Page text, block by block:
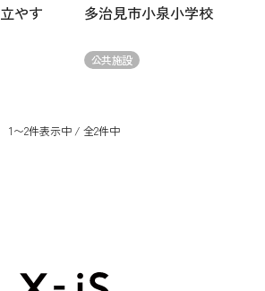
やす
多治見市小泉小学校
公共施設
1〜2件表示中 / 全2件中